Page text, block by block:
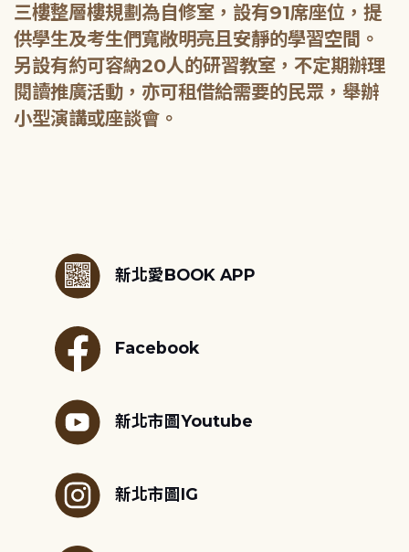
三樓整層樓規劃為自修室，設有91席座位，提
供學生及考生們寬敞明亮且安靜的學習空間。
另設有約可容納20人的研習教室，不定期辦理
閱讀推廣活動，亦可租借給需要的民眾，舉辦
小型演講或座談會。
新北愛BOOK APP
Facebook
新北市圖Youtube
新北市圖IG